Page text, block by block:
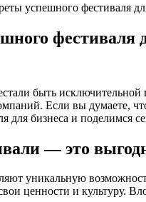
успешного фестиваля
фестиваля
быть
Если вы думаете,
для бизнеса и поделимся
— это
уникальную
ценности и культуру.